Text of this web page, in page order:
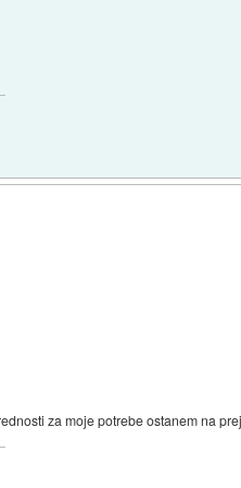
za moje potrebe ostanem na